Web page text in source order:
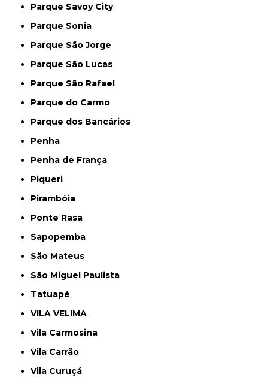
Parque Savoy City
Parque Sonia
Parque São Jorge
Parque São Lucas
Parque São Rafael
Parque do Carmo
Parque dos Bancários
Penha
Penha de França
Piqueri
Pirambóia
Ponte Rasa
Sapopemba
São Mateus
São Miguel Paulista
Tatuapé
VILA VELIMA
Vila Carmosina
Vila Carrão
Vila Curuçá